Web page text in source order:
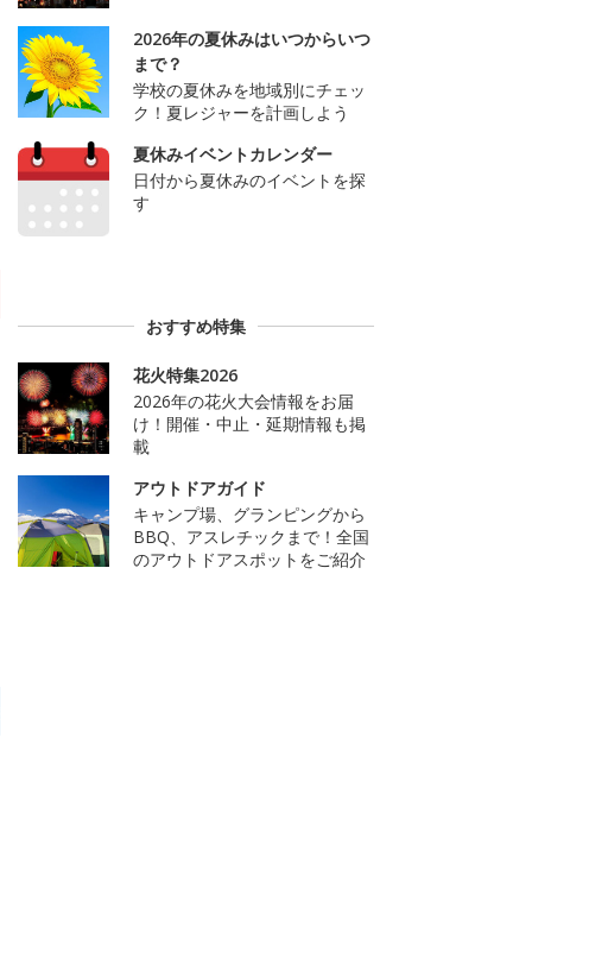
2026年の夏休みはいつからいつ
まで？
学校の夏休みを地域別にチェッ
ク！夏レジャーを計画しよう
夏休みイベントカレンダー
日付から夏休みのイベントを探
す
おすすめ特集
花火特集2026
2026年の花火大会情報をお届
け！開催・中止・延期情報も掲
載
アウトドアガイド
キャンプ場、グランピングから
BBQ、アスレチックまで！全国
のアウトドアスポットをご紹介